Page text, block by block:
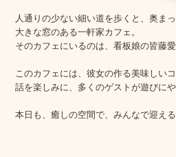
人通りの少ない細い道を歩くと、奥ま
大きな窓のある一軒家カフェ。
そのカフェにいるのは、看板娘の皆藤
このカフェには、彼女の作る美味しい
話を楽しみに、多くのゲストが遊びにや
本日も、癒しの空間で、みんなで迎え